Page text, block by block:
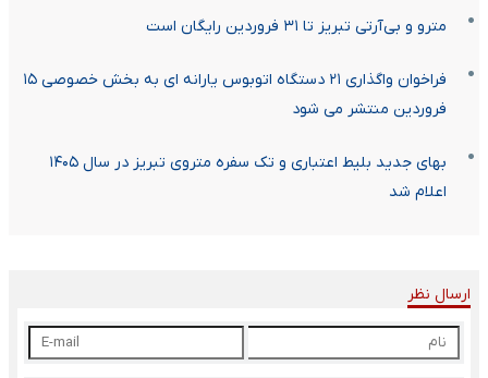
مترو و بی‌آرتی تبریز تا ۳۱ فروردین رایگان است
فراخوان واگذاری ۲۱ دستگاه اتوبوس یارانه ای به بخش خصوصی ۱۵
فروردین منتشر می شود
بهای جدید بلیط اعتباری و تک سفره متروی تبریز در سال ۱۴۰۵
اعلام شد
ارسال نظر